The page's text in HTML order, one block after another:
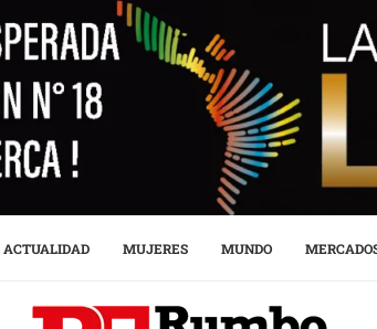
ACTUALIDAD MUJERES MUNDO